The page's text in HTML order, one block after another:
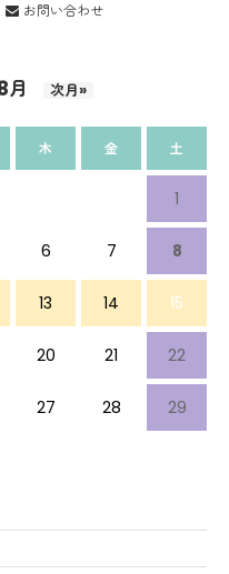
お問い合わせ
次月»
木 金 土
1
6 7 8
13 14 15
20 21 22
27 28 29